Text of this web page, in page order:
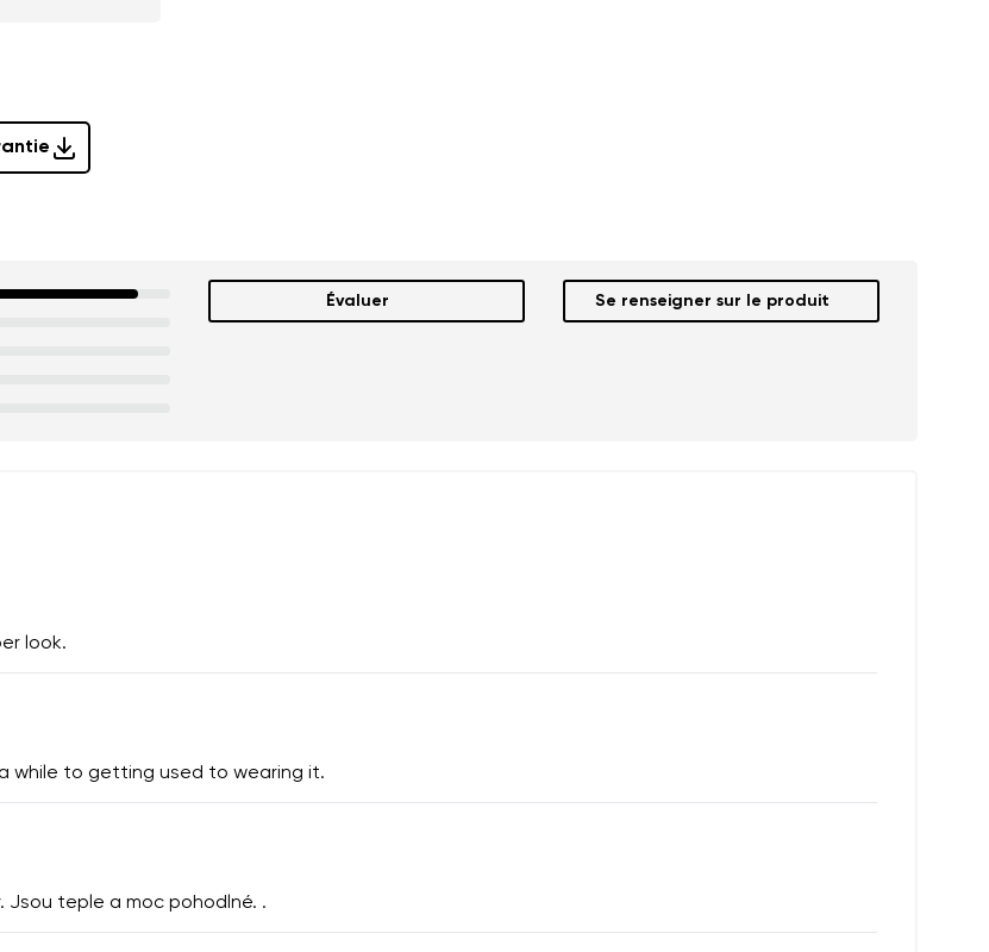
Évaluer Se renseigner sur le produit
look.
while to getting used to wearing it.
Jsou teple a moc pohodlné. .